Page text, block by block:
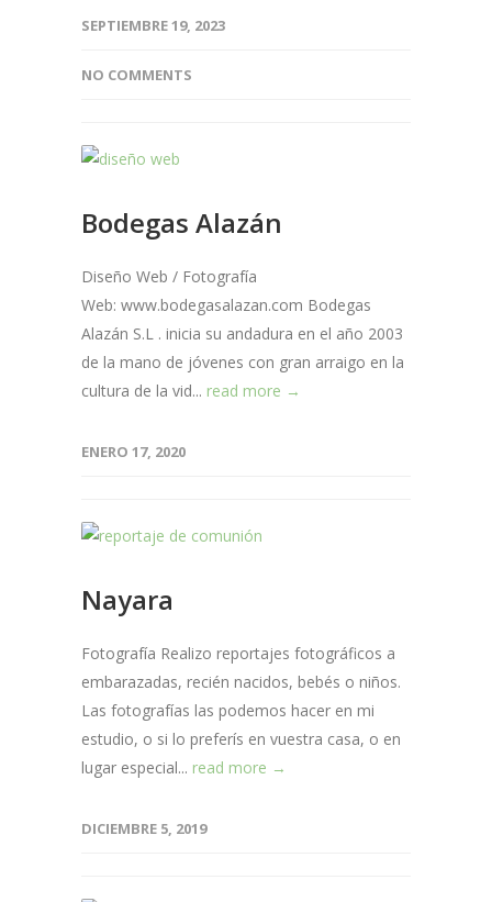
SEPTIEMBRE 19, 2023
NO COMMENTS
Bodegas Alazán
Diseño Web / Fotografía
Web: www.bodegasalazan.com Bodegas
Alazán S.L . inicia su andadura en el año 2003
de la mano de jóvenes con gran arraigo en la
cultura de la vid... read more →
ENERO 17, 2020
Nayara
Fotografía Realizo reportajes fotográficos a
embarazadas, recién nacidos, bebés o niños.
Las fotografías las podemos hacer en mi
estudio, o si lo preferís en vuestra casa, o en
lugar especial... read more →
DICIEMBRE 5, 2019